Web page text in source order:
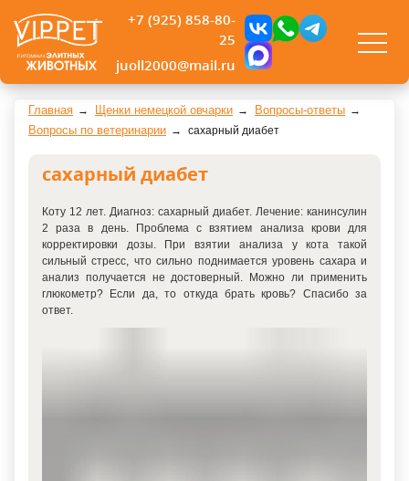
+7 (925) 858-80-
25
juoll2000@mail.ru
Главная Щенки немецкой овчарки
Вопросы-ответы
Вопросы по ветеринарии
сахарный диабет
сахарный диабет
Коту 12 лет. Диагноз: сахарный диабет. Лечение: канинсулин
2 раза в день. Проблема с взятием анализа крови для
корректировки дозы. При взятии анализа у кота такой
сильный стресс, что сильно поднимается уровень сахара и
анализ получается не достоверный. Можно ли применить
глюкометр? Если да, то откуда брать кровь? Спасибо за
ответ.